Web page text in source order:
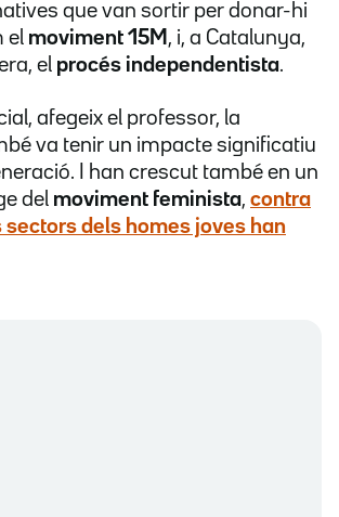
que van sortir per donar-hi
el moviment 15M , i, a Catalunya,
el procés independentista.
afegeix el professor, la
va tenir un impacte significatiu
I han crescut també en un
del moviment feminista, contra
sectors dels homes joves han